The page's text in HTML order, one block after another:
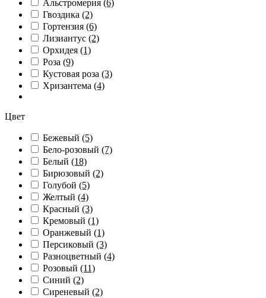
Альстромерия (6)
Гвоздика (2)
Гортензия (6)
Лизиантус (2)
Орхидея (1)
Роза (9)
Кустовая роза (3)
Хризантема (4)
Цвет
Бежевый (5)
Бело-розовый (7)
Белый (18)
Бирюзовый (2)
Голубой (5)
Желтый (4)
Красный (3)
Кремовый (1)
Оранжевый (1)
Персиковый (3)
Разноцветный (4)
Розовый (11)
Синий (2)
Сиреневый (2)